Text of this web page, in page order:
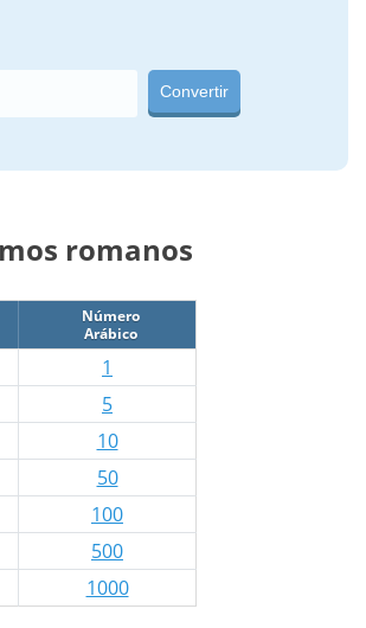
Convertir
romanos
Número
Arábico
1
5
10
50
100
500
1000